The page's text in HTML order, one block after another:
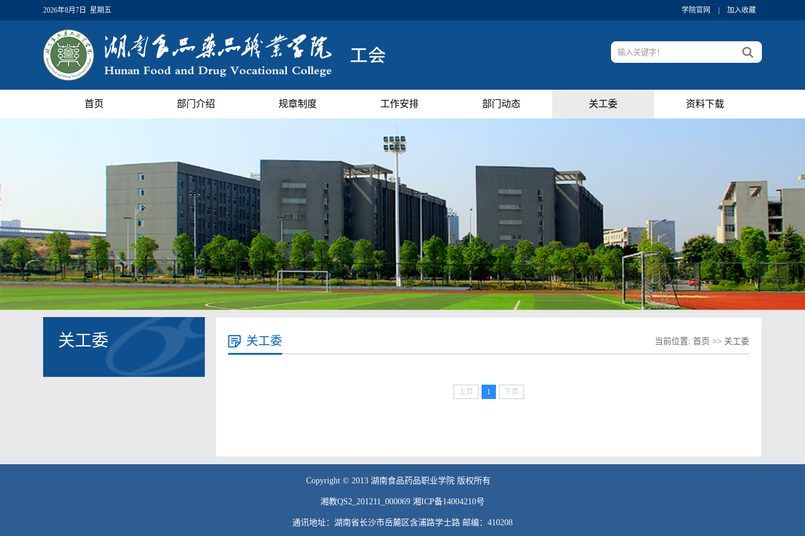
2026年8月7日 星期五 学院官网 加入收藏
首页 部门介绍 规章制度 工作安排 部门动态 关工委 资料下载
关工委 关工委 当前位置: 首页 >> 关工委
上页 1 下页
Copyright © 2013 湖南食品药品职业学院 版权所有
湘教QS2_201211_000069 湘ICP备14004210号
通讯地址：湖南省长沙市岳麓区含浦路学士路 邮编：410208